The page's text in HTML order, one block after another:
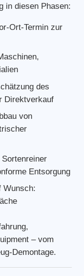
in diesen Phasen:
Ort-Termin zur
des
Direktverkauf
von
Entsorgung
Wunsch:
– vom
Demontage.